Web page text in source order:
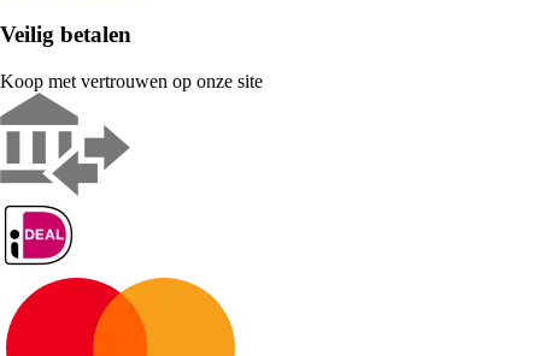
Veilig betalen
Koop met vertrouwen op onze site